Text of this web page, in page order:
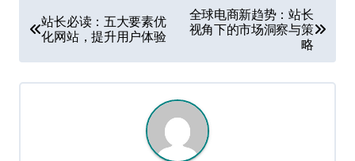
章
导
航
站长必读：五大要素优
化网站，提升用户体验
全球电商新趋势：站长
视角下的市场洞察与策
略